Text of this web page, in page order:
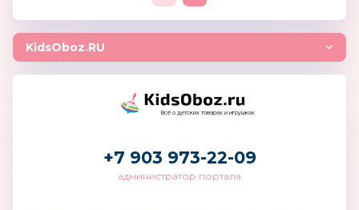
KidsOboz.RU
Всё о детских товарах и игрушках
+7 903 973-22-09
администратор портала